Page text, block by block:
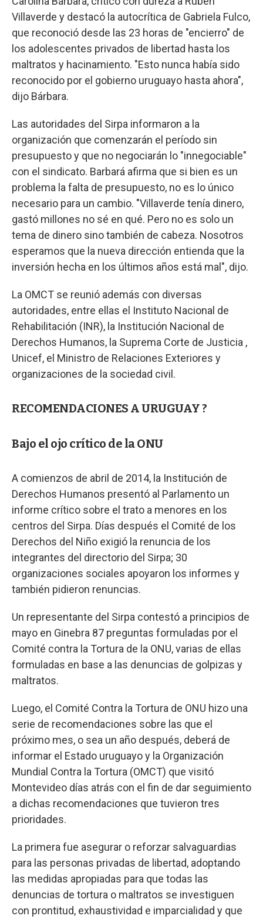
Villaverde y destacó la autocrítica de Gabriela Fulco,
que reconoció desde las 23 horas de "encierro" de
los adolescentes privados de libertad hasta los
maltratos y hacinamiento. "Esto nunca había sido
reconocido por el gobierno uruguayo hasta ahora",
dijo Bárbara.
Las autoridades del Sirpa informaron a la
organización que comenzarán el período sin
presupuesto y que no negociarán lo "innegociable"
con el sindicato. Barbará afirma que si bien es un
problema la falta de presupuesto, no es lo único
necesario para un cambio. "Villaverde tenía dinero,
gastó millones no sé en qué. Pero no es solo un
tema de dinero sino también de cabeza. Nosotros
esperamos que la nueva dirección entienda que la
inversión hecha en los últimos años está mal", dijo.
La OMCT se reunió además con diversas
autoridades, entre ellas el Instituto Nacional de
Rehabilitación (INR), la Institución Nacional de
Derechos Humanos, la Suprema Corte de Justicia ,
Unicef, el Ministro de Relaciones Exteriores y
organizaciones de la sociedad civil.
RECOMENDACIONES A URUGUAY ?
Bajo el ojo crítico de la ONU
A comienzos de abril de 2014, la Institución de
Derechos Humanos presentó al Parlamento un
informe crítico sobre el trato a menores en los
centros del Sirpa. Días después el Comité de los
Derechos del Niño exigió la renuncia de los
integrantes del directorio del Sirpa; 30
organizaciones sociales apoyaron los informes y
también pidieron renuncias.
Un representante del Sirpa contestó a principios de
mayo en Ginebra 87 preguntas formuladas por el
Comité contra la Tortura de la ONU, varias de ellas
formuladas en base a las denuncias de golpizas y
maltratos.
Luego, el Comité Contra la Tortura de ONU hizo una
serie de recomendaciones sobre las que el
próximo mes, o sea un año después, deberá de
informar el Estado uruguayo y la Organización
Mundial Contra la Tortura (OMCT) que visitó
Montevideo días atrás con el fin de dar seguimiento
a dichas recomendaciones que tuvieron tres
prioridades.
La primera fue asegurar o reforzar salvaguardias
para las personas privadas de libertad, adoptando
las medidas apropiadas para que todas las
denuncias de tortura o maltratos se investiguen
con prontitud, exhaustividad e imparcialidad y que